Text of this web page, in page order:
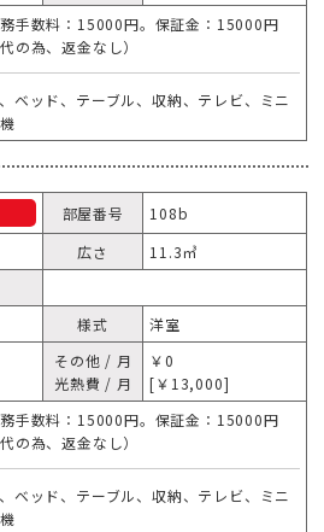
手数料：15000円。保証金：15000円
の為、返金なし）
ベッド、テーブル、収納、テレビ、ミニ
部屋番号
108b
広さ
11.3㎥
様式
洋室
その他 / 月
光熱費 / 月
￥0
[￥13,000]
手数料：15000円。保証金：15000円
の為、返金なし）
ベッド、テーブル、収納、テレビ、ミニ